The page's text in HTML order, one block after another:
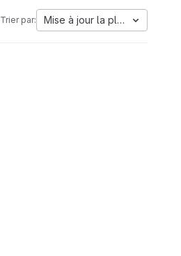
Trier par: Mise à jour la plus ancienne